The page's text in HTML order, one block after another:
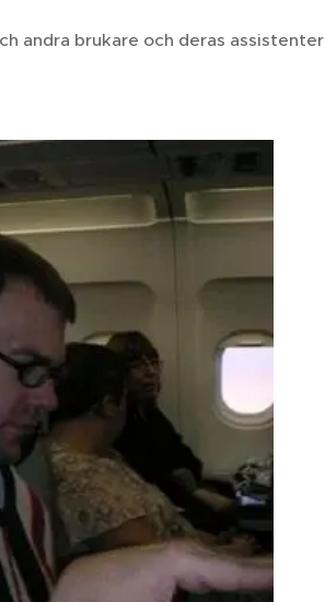
andra brukare och deras assistenter